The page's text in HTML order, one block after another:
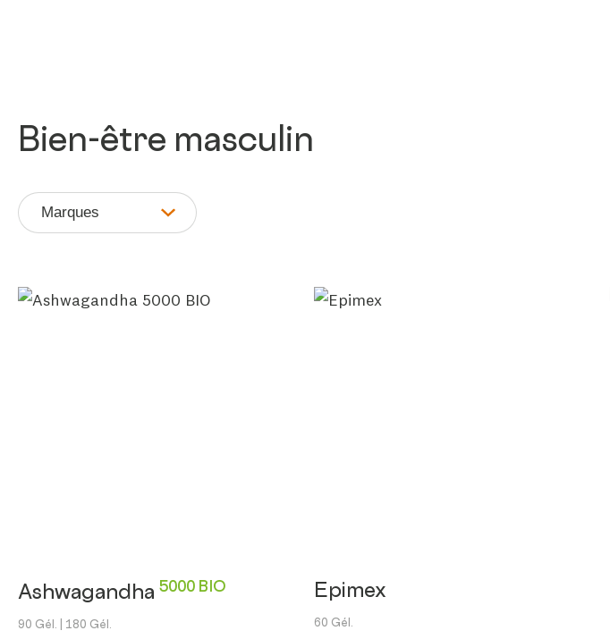
Bien-être masculin
Marques
Ashwagandha 5000 BIO
90 Gél. | 180 Gél.
Epimex
60 Gél.